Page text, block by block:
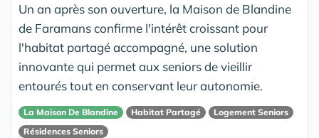
Un an après son ouverture, la Maison de Blandine
de Faramans confirme l'intérêt croissant pour
l'habitat partagé accompagné, une solution
innovante qui permet aux seniors de vieillir
entourés tout en conservant leur autonomie.
La Maison De Blandine Habitat Partagé
Logement Seniors
Résidences Seniors